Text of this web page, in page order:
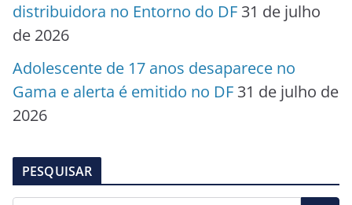
distribuidora no Entorno do DF 31 de julho
de 2026
Adolescente de 17 anos desaparece no
Gama e alerta é emitido no DF 31 de julho de
2026
PESQUISAR